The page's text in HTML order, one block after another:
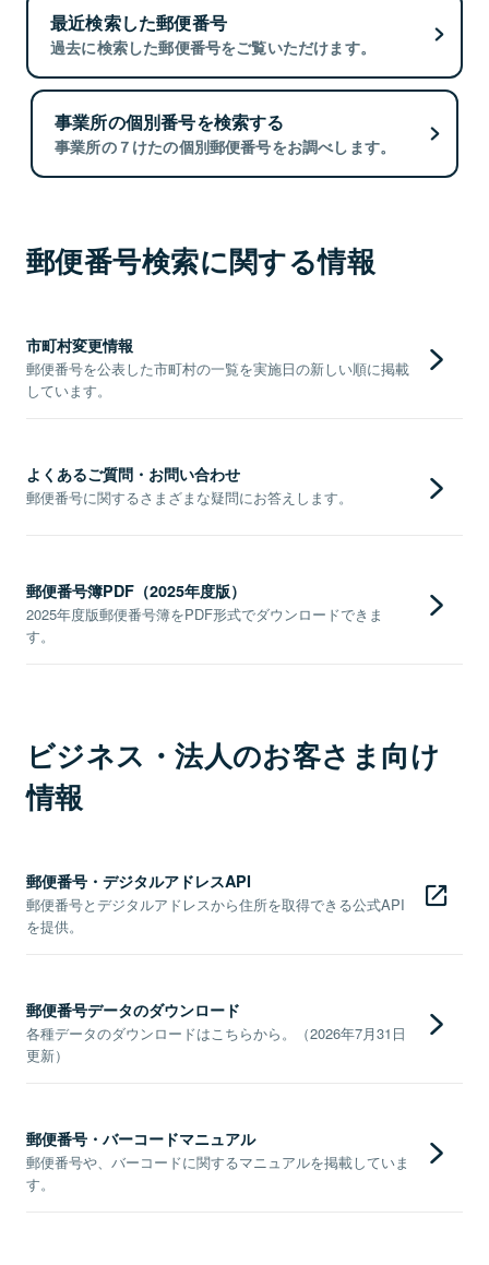
最近検索した郵便番号
過去に検索した郵便番号をご覧いただけます。
事業所の個別番号を検索する
事業所の７けたの個別郵便番号をお調べします。
郵便番号検索に関する情報
市町村変更情報
郵便番号を公表した市町村の一覧を実施日の新しい順に掲載
しています。
よくあるご質問・お問い合わせ
郵便番号に関するさまざまな疑問にお答えします。
郵便番号簿PDF（2025年度版）
2025年度版郵便番号簿をPDF形式でダウンロードできま
す。
ビジネス・法人のお客さま向け
情報
郵便番号・デジタルアドレスAPI
郵便番号とデジタルアドレスから住所を取得できる公式API
を提供。
郵便番号データのダウンロード
各種データのダウンロードはこちらから。（2026年7月31日
更新）
郵便番号・バーコードマニュアル
郵便番号や、バーコードに関するマニュアルを掲載していま
す。